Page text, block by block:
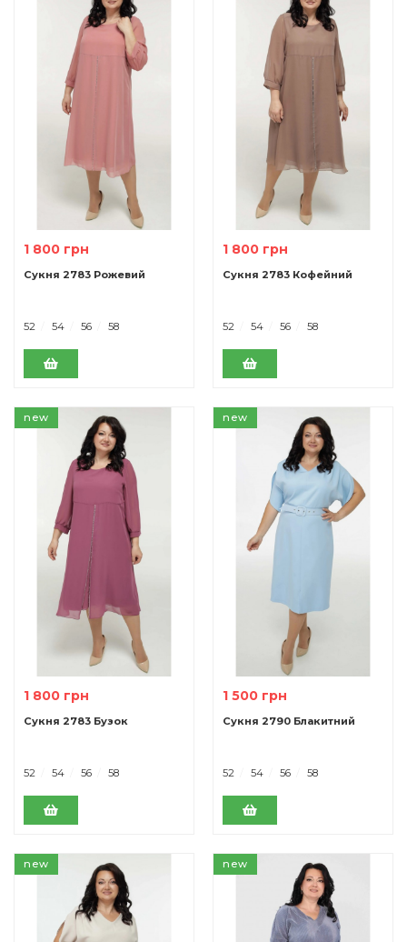
1 800 грн
Сукня 2783 Рожевий
52 54 56 58
1 800 грн
Сукня 2783 Кофейний
52 54 56 58
new
1 800 грн
Сукня 2783 Бузок
52 54 56 58
new
1 500 грн
Сукня 2790 Блакитний
52 54 56 58
new new